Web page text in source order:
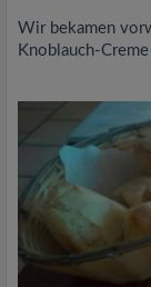
Wir bekamen
Knoblauch-